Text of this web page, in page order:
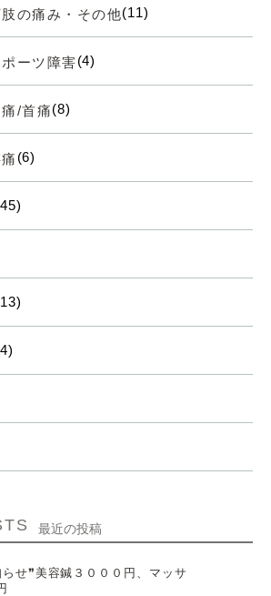
の痛み・その他(11)
ーツ障害(4)
/首痛(8)
(6)
最近の投稿
せ❞美容鍼３０００円、マッサ